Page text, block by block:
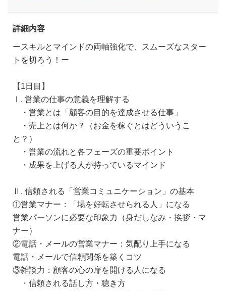
詳細内容
ースキルとマインドの両軸強化で、スムーズなスター
トを切ろう！ー
【1日目】
Ⅰ. 営業の仕事の意義を理解する
・営業とは「顧客の目的を達成させる仕事」
・売上とは何か？（お金を稼ぐとはどういうこ
と？）
・営業の流れと各フェーズの重要ポイント
・成果を上げる人が持っているマインド
Ⅱ. 信頼される「営業コミュニケーション」の基本
①営業マナー：「場を好転させられる人」になる
営業パーソンに必要な印象力（身だしなみ・挨拶・マ
ナー）
②電話・メールの営業マナー：気配り上手になる
電話・メールで信頼関係を築くコツ
③雑談力：顧客の心の扉を開ける人になる
・信頼される話し方・聴き方